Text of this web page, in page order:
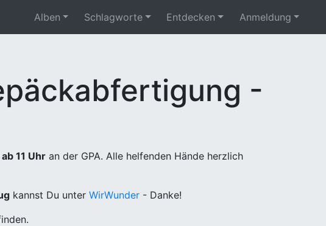
Alben Schlagworte Entdecken Anmeldung
-
11 Uhr an der GPA. Alle helfenden Hände herzlich
kannst Du unter WirWunder - Danke!